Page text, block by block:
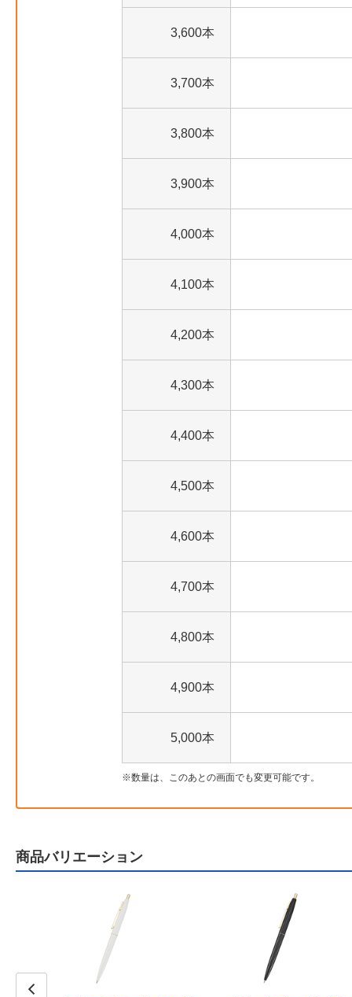
3,600本
3,700本
3,800本
3,900本
4,000本
4,100本
4,200本
4,300本
4,400本
4,500本
4,600本
4,700本
4,800本
4,900本
5,000本
数量は、このあとの画面でも変更可能です。
商品バリエーション